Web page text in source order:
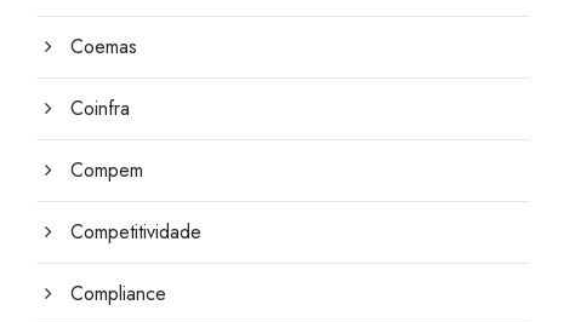
Coemas
Coinfra
Compem
Competitividade
Compliance